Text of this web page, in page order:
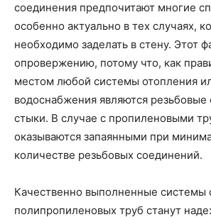
соединения предпочитают многие
особенно актуально в тех случаях,
необходимо заделать в стену. Этот
опровержению, потому что, как
местом любой системы отопления
водоснабжения являются резьбовые
стыки. В случае с пропиленовыми
оказываются запаянными при
количестве резьбовых соединений.
Качественно выполненные системы
полипропиленовых труб станут